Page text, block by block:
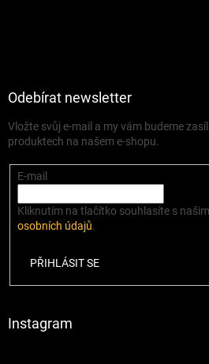
Odebírat newsletter
Vložte svůj e-mail a my vám budeme
produktech na našem e-shopu.
E-mail
Kliknutím na tlačítko souhlasíte s
osobních údajů.
PŘIHLÁSIT SE
Instagram